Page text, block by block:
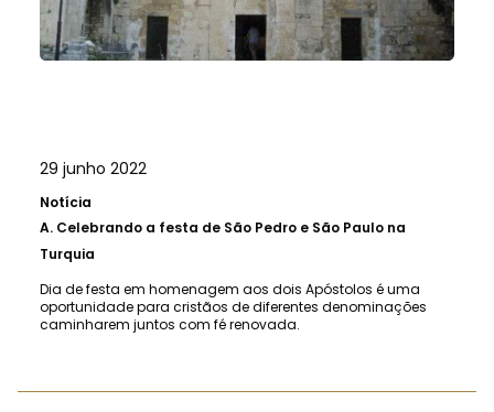
29 junho 2022
Notícia
A. Celebrando a festa de São Pedro e São Paulo na
Turquia
Dia de festa em homenagem aos dois Apóstolos é uma
oportunidade para cristãos de diferentes denominações
caminharem juntos com fé renovada.